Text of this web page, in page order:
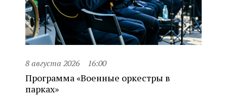
8 августа 2026 16:00
Программа «Военные оркестры в
парках»